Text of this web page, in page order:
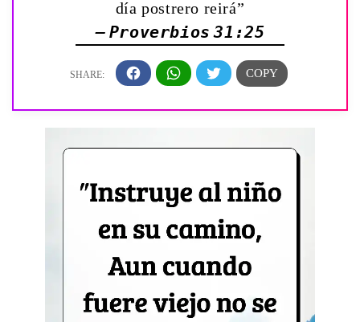
día postrero reirá”
— Proverbios 31:25